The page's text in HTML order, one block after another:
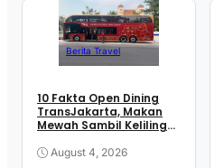
Berita Travel
10 Fakta Open Dining
TransJakarta, Makan
Mewah Sambil Keliling
August 4, 2026